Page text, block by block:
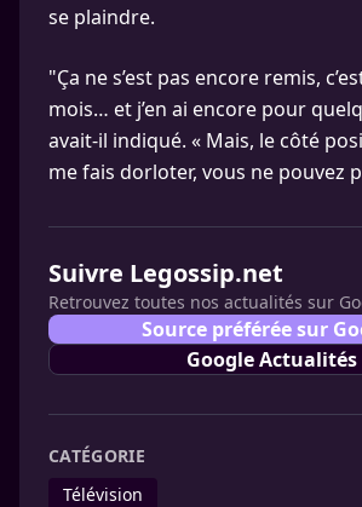
se plaindre.
"Ça ne s’est pas encore remis,
mois… et j’en ai encore pour
avait-il indiqué. « Mais, le côté
me fais dorloter, vous ne pouvez
Suivre Legossip.net
Retrouvez toutes nos actualités sur
Source préférée sur
Google Actualités
CATÉGORIE
Télévision